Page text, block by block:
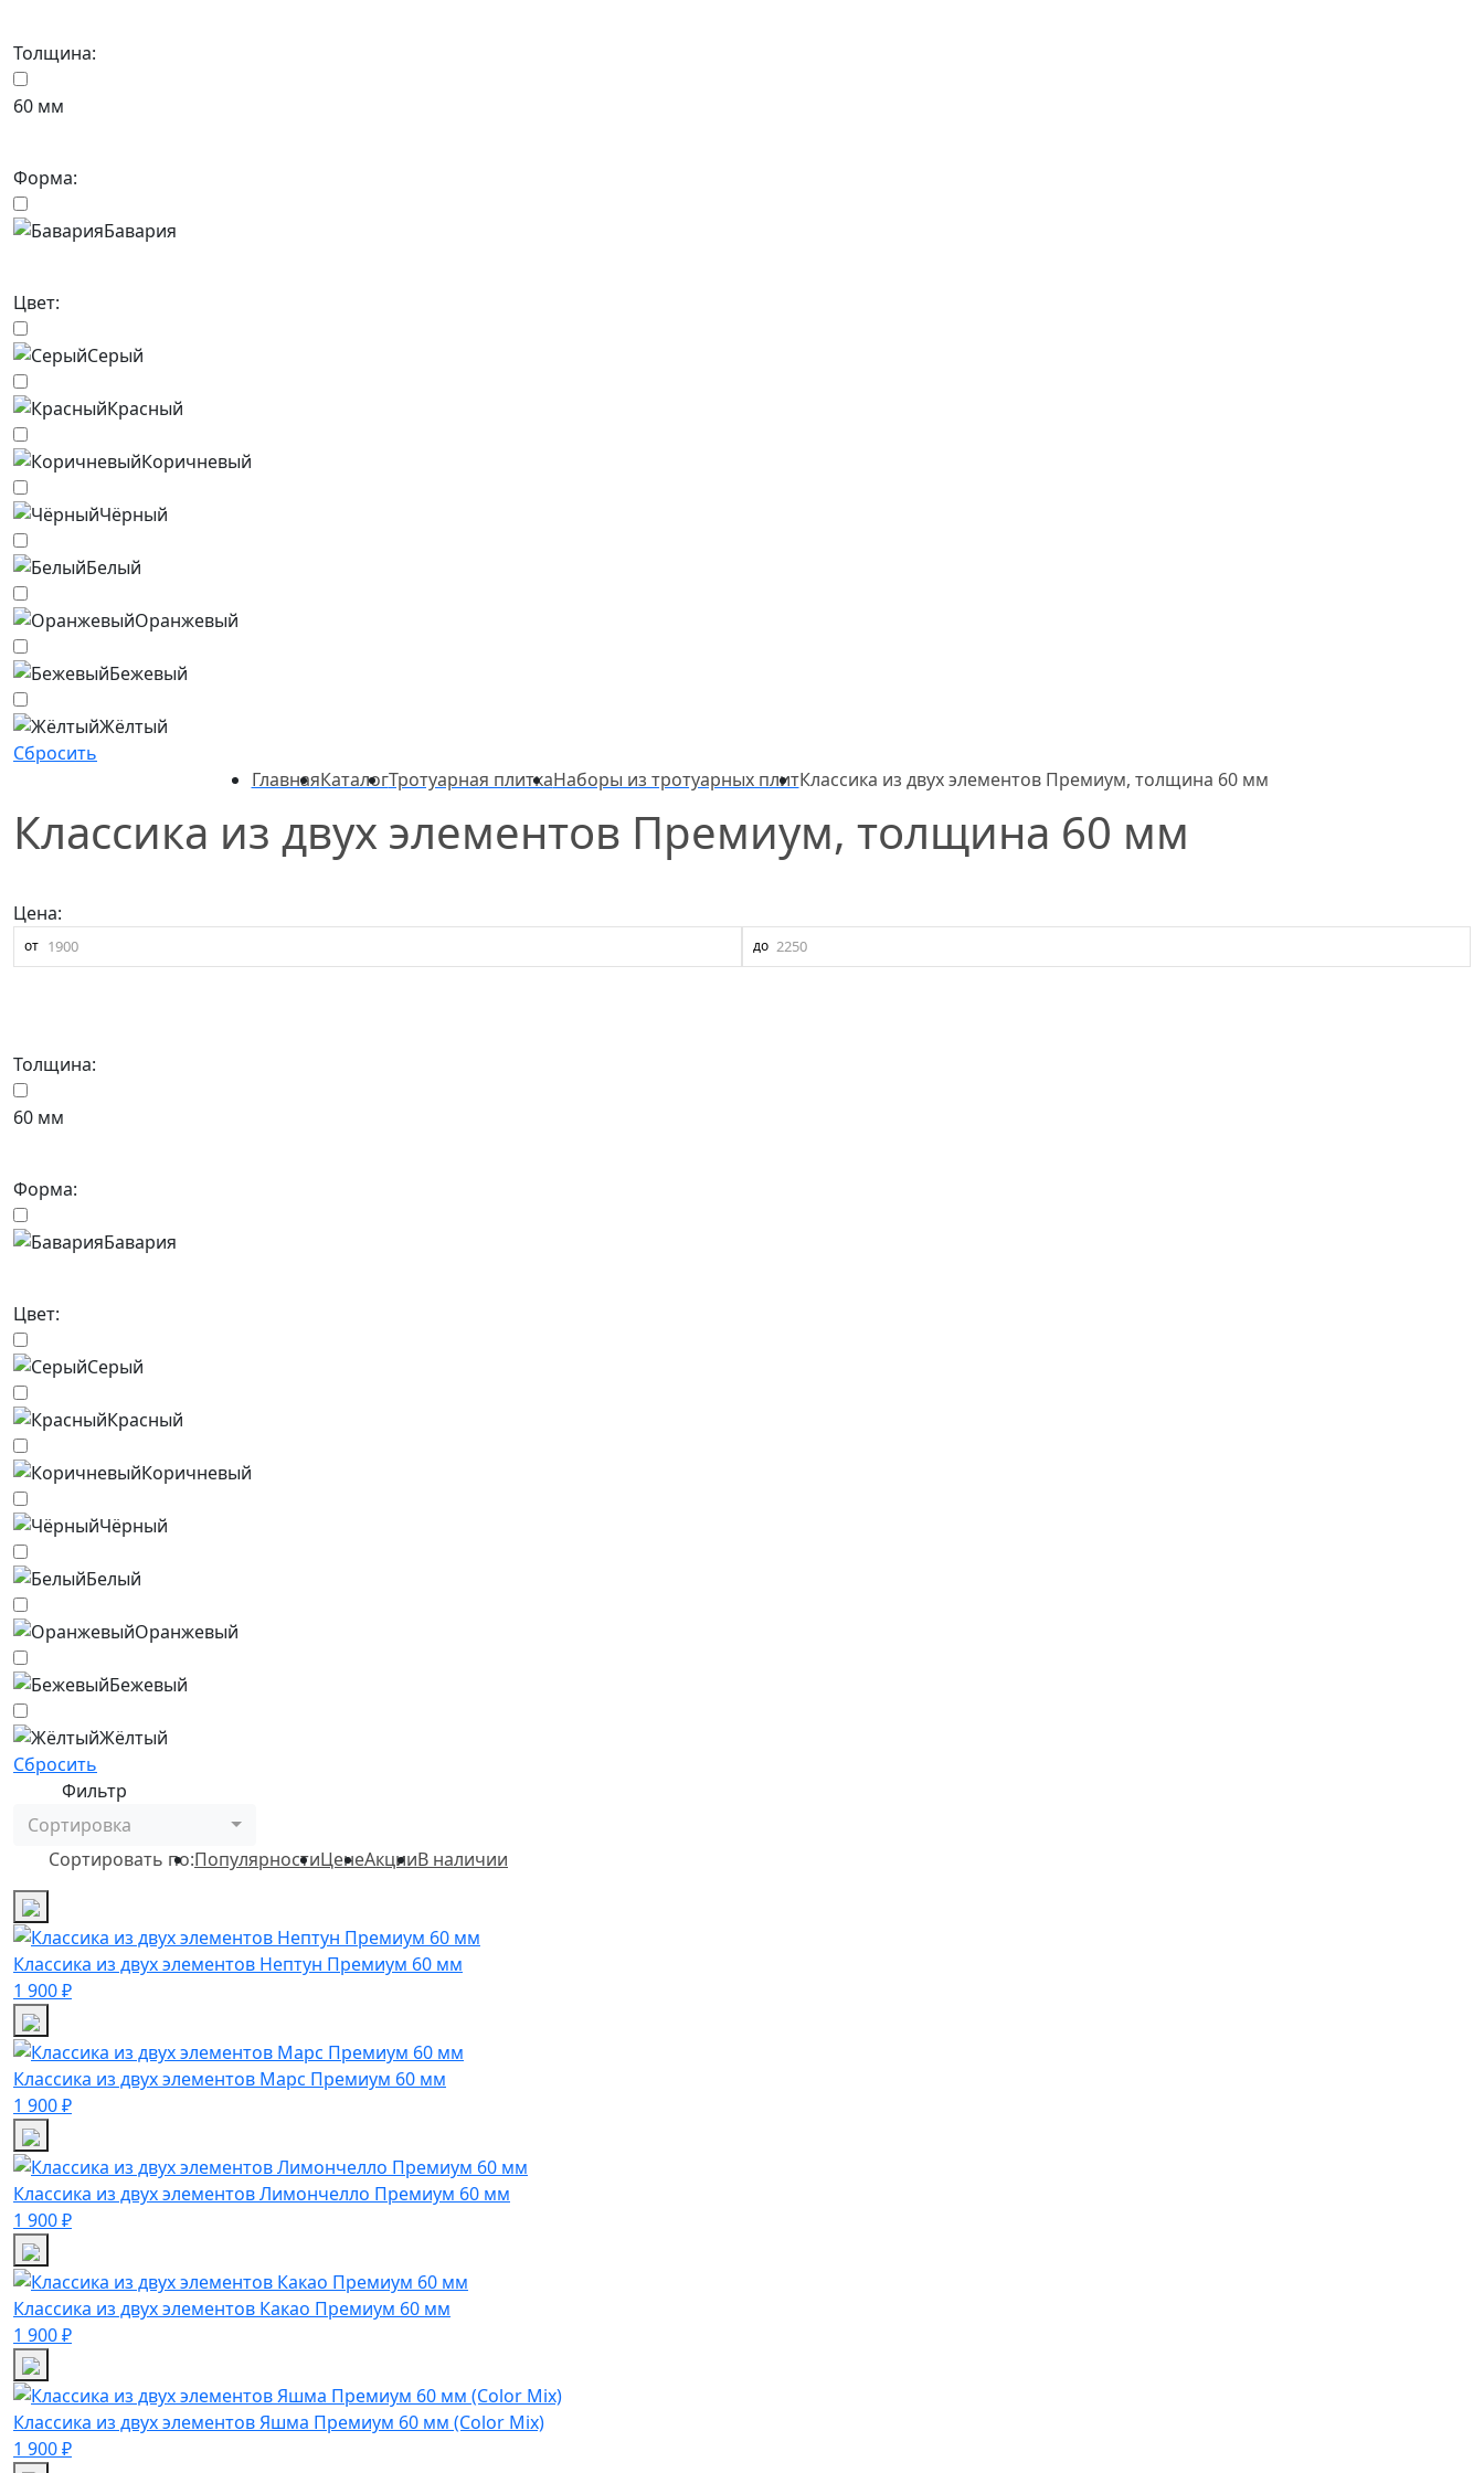
Толщина:
60 мм
Форма:
Бавария
Цвет:
Серый
Красный
Коричневый
Чёрный
Белый
Оранжевый
Бежевый
Жёлтый
Сбросить
ГлавнаяКаталогТротуарная плиткаНаборы из тротуарных плитКлассика из двух элементов Премиум, толщина 60 мм
Классика из двух элементов Премиум, толщина 60 мм
Цена:
от до
Толщина:
60 мм
Форма:
Бавария
Цвет:
Серый
Красный
Коричневый
Чёрный
Белый
Оранжевый
Бежевый
Жёлтый
Сбросить
Фильтр
Сортировка
Сортировать по:ПопулярностиЦенеАкцииВ наличии
Классика из двух элементов Нептун Премиум 60 мм
1 900 ₽
Классика из двух элементов Марс Премиум 60 мм
1 900 ₽
Классика из двух элементов Лимончелло Премиум 60 мм
1 900 ₽
Классика из двух элементов Какао Премиум 60 мм
1 900 ₽
Классика из двух элементов Яшма Премиум 60 мм (Color Mix)
1 900 ₽